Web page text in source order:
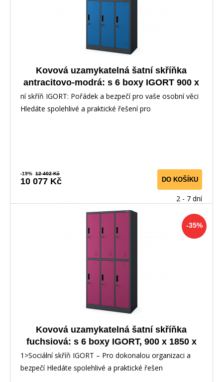
Kovová uzamykatelná šatní skříňka
antracitovo-modrá: s 6 boxy IGORT 900 x
1850 x 450 mm
ní skříň IGORT: Pořádek a bezpečí pro vaše osobní věci
Hledáte spolehlivé a praktické řešení pro
-19% 12 402 Kč
10 077 Kč DO KOŠÍKU
2 - 7 dní
-35%
Kovová uzamykatelná šatní skříňka
fuchsiová: s 6 boxy IGORT, 900 x 1850 x
450 mm
1>Sociální skříň IGORT – Pro dokonalou organizaci a
bezpečí Hledáte spolehlivé a praktické řešen